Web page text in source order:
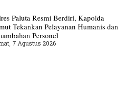
Paluta Resmi Berdiri, Kapolda
Tekankan Pelayanan Humanis dan
Personel
7 Agustus 2026